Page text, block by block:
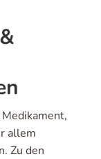
allem
Zu den